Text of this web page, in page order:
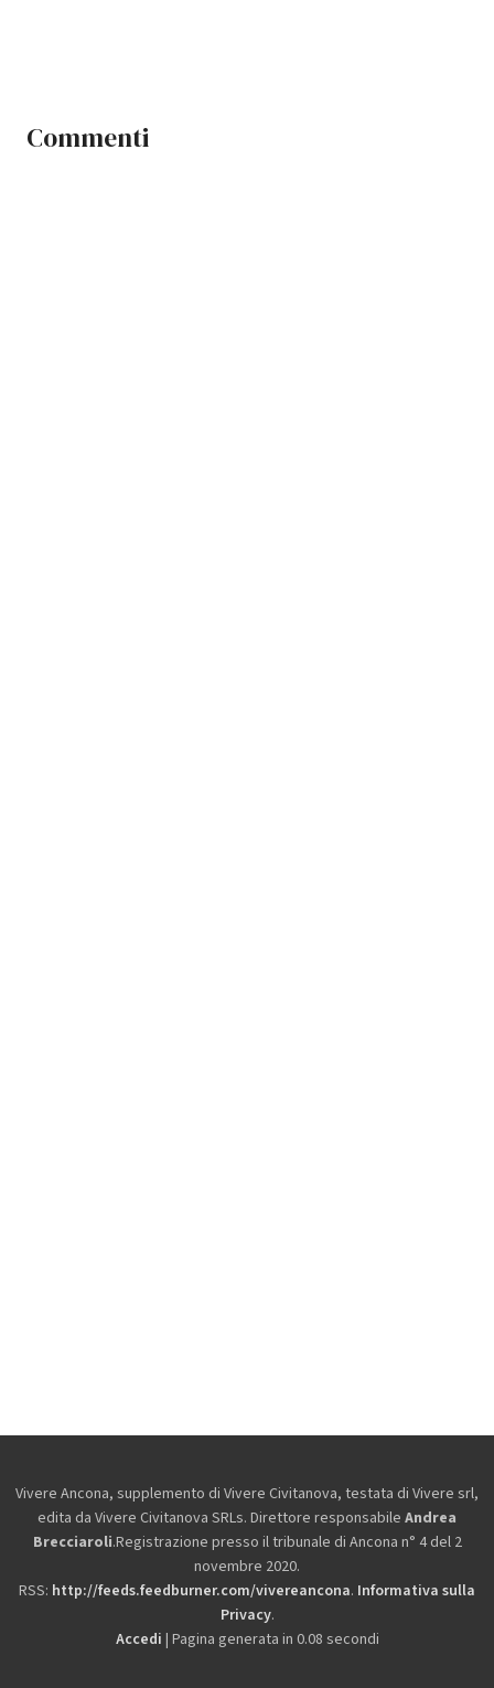
Commenti
Vivere Ancona, supplemento di Vivere Civitanova, testata di Vivere srl,
edita da Vivere Civitanova SRLs. Direttore responsabile Andrea
Brecciaroli.Registrazione presso il tribunale di Ancona n° 4 del 2
novembre 2020.
RSS: http://feeds.feedburner.com/vivereancona. Informativa sulla
Privacy.
Accedi | Pagina generata in 0.08 secondi